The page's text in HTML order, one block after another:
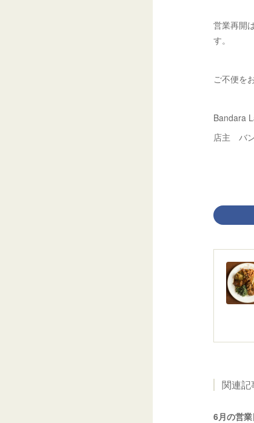
営業再開
す。
ご不便を
Bandara
店主 バ
関連記
6月の営